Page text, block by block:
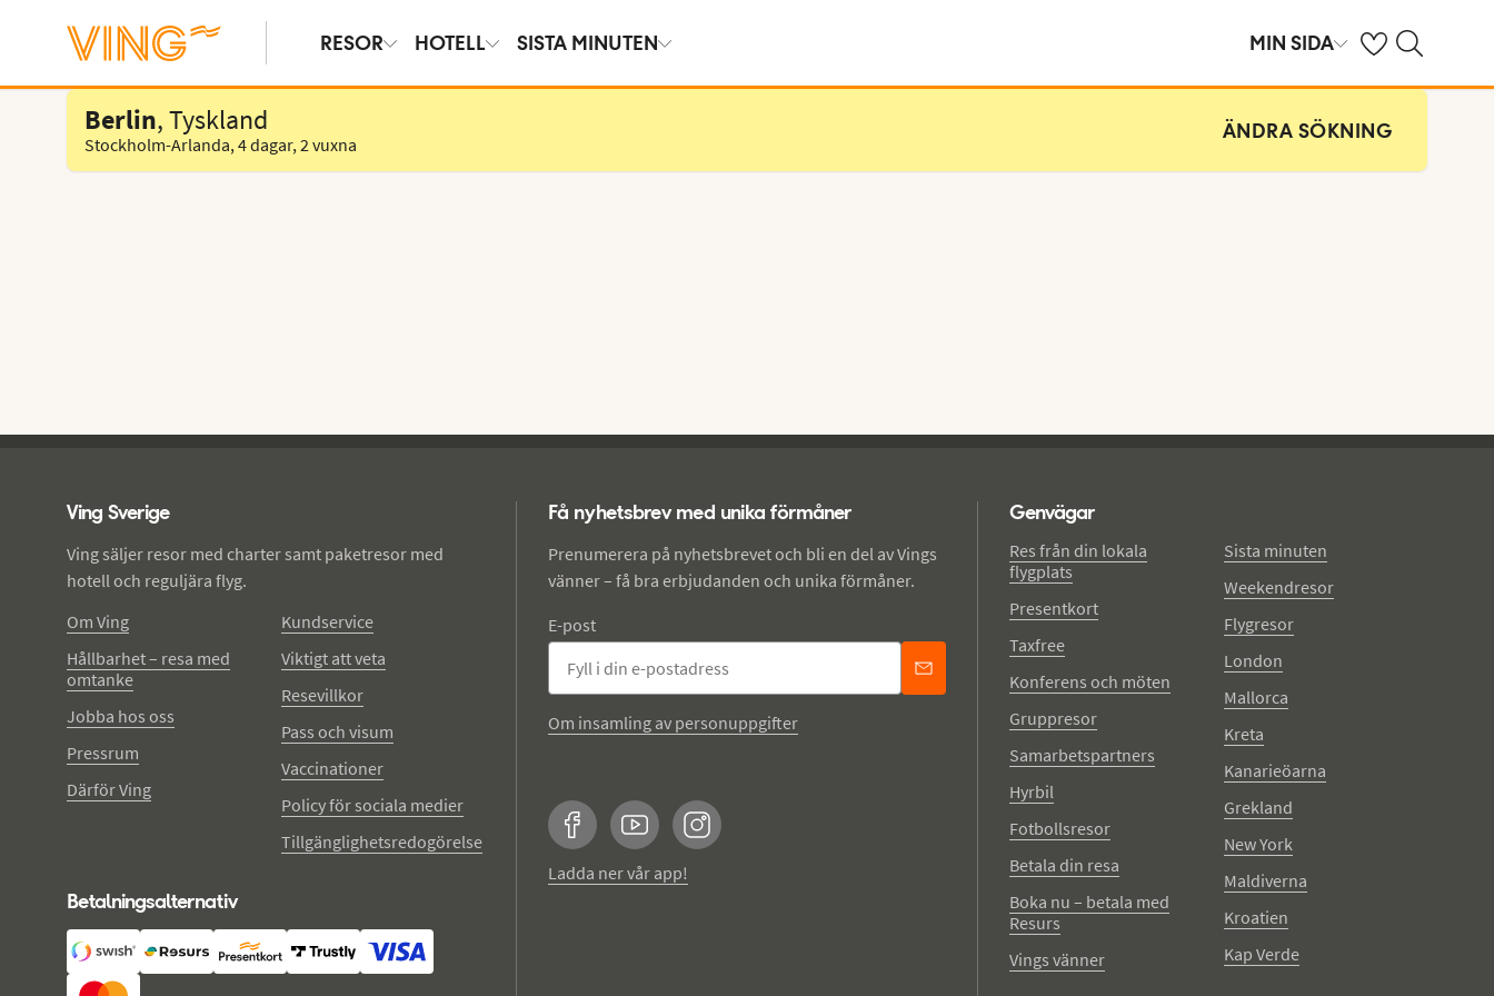
RESOR HOTELL SISTA MINUTEN MIN SIDA Se dina sparade
Sök på ving.se
Välj hotell
Berlin, Tyskland
Stockholm-Arlanda,4 dagar,2 vuxna
ÄNDRA SÖKNING
Ving Sverige
Ving säljer resor med charter samt paketresor med
hotell och reguljära flyg.
Om Ving
Hållbarhet – resa med
omtanke
Jobba hos oss
Pressrum
Därför Ving
Kundservice
Viktigt att veta
Resevillkor
Pass och visum
Vaccinationer
Policy för sociala medier
Tillgänglighetsredogörelse
Betalningsalternativ
Få nyhetsbrev med unika förmåner
Prenumerera på nyhetsbrevet och bli en del av Vings
vänner – få bra erbjudanden och unika förmåner.
E-post
Om insamling av personuppgifter
FacebookYouTubeInstagram
Ladda ner vår app!
Genvägar
Res från din lokala
flygplats
Presentkort
Taxfree
Konferens och möten
Gruppresor
Samarbetspartners
Hyrbil
Fotbollsresor
Betala din resa
Boka nu – betala med
Resurs
Vings vänner
Sista minuten
Weekendresor
Flygresor
London
Mallorca
Kreta
Kanarieöarna
Grekland
New York
Maldiverna
Kroatien
Kap Verde